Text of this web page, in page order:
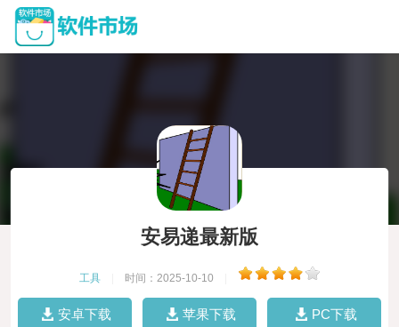
安易递最新版
工具 时间：2025-10-10
安卓下载 苹果下载 PC下载